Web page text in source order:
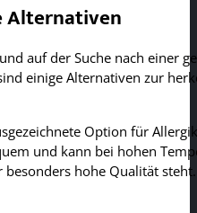
Alternativen
auf der Suche nach einer
einige Alternativen zur
Option für
und kann bei hohen
besonders hohe Qualität steht.